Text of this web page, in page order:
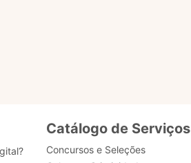
Catálogo de Serviços
Concursos e Seleções